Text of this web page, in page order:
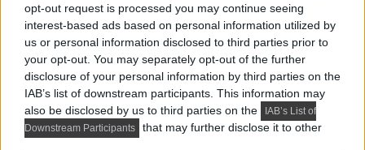
opt-out request is processed you may continue seeing
interest-based ads based on personal information utilized by
us or personal information disclosed to third parties prior to
your opt-out. You may separately opt-out of the further
disclosure of your personal information by third parties on the
IAB’s list of downstream participants. This information may
also be disclosed by us to third parties on the
IAB’s List of
Downstream Participants
that may further disclose it to other
Friss a főoldalról: